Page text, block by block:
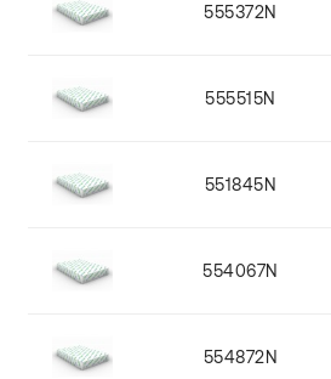
555372N
555515N
551845N
554067N
554872N